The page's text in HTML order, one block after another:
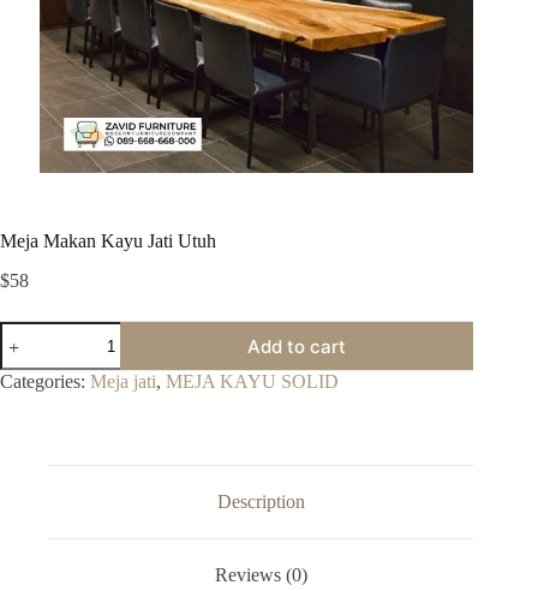
Meja Makan Kayu Jati Utuh
$58
Meja
Makan
Kayu
Jati
Add to cart
Categories: Meja jati, MEJA KAYU SOLID
Description
Reviews (0)